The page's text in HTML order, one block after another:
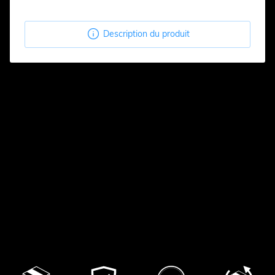
 Description du produit